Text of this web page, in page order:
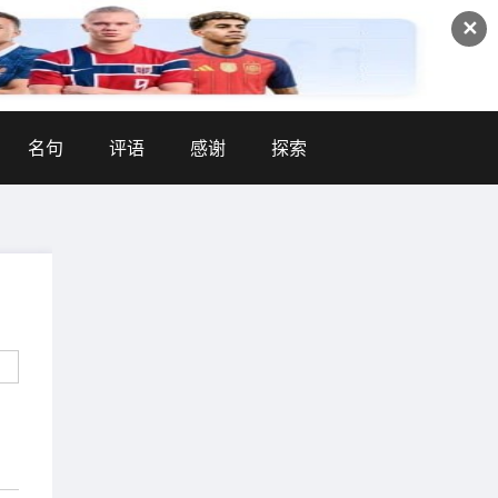
✕
名句 评语 感谢 探索